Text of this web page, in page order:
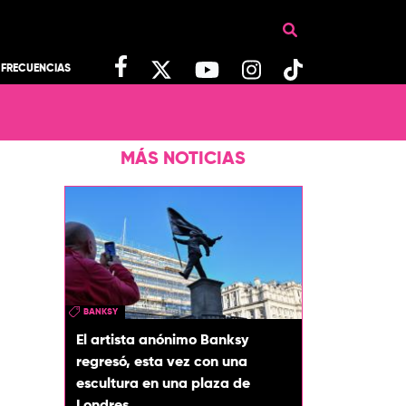
FRECUENCIAS
MÁS NOTICIAS
BANKSY
El artista anónimo Banksy
regresó, esta vez con una
escultura en una plaza de